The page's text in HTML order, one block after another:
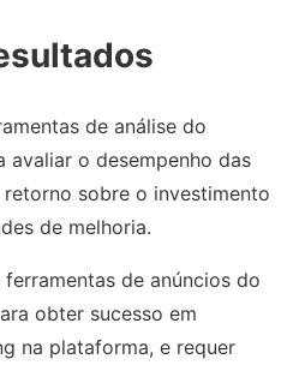
de análise do
avaliar o desempenho das
sobre o investimento
de melhoria.
de anúncios do
obter sucesso em
na plataforma, e requer